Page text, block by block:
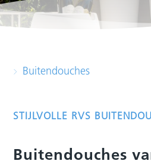
Buitendouches
STIJLVOLLE RVS
Buitendouches